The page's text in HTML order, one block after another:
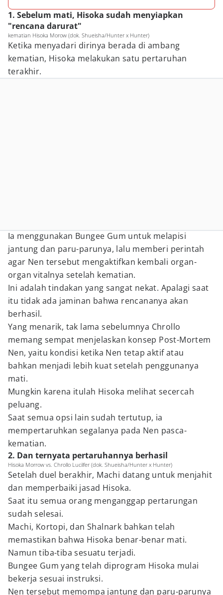
1. Sebelum mati, Hisoka sudah menyiapkan
"rencana darurat"
kematian Hisoka Morow (dok. Shueisha/Hunter x Hunter)
Ketika menyadari dirinya berada di ambang
kematian, Hisoka melakukan satu pertaruhan
terakhir.
Ia menggunakan Bungee Gum untuk melapisi
jantung dan paru-parunya, lalu memberi perintah
agar Nen tersebut mengaktifkan kembali organ-
organ vitalnya setelah kematian.
Ini adalah tindakan yang sangat nekat. Apalagi saat
itu tidak ada jaminan bahwa rencananya akan
berhasil.
Yang menarik, tak lama sebelumnya Chrollo
memang sempat menjelaskan konsep Post-Mortem
Nen, yaitu kondisi ketika Nen tetap aktif atau
bahkan menjadi lebih kuat setelah penggunanya
mati.
Mungkin karena itulah Hisoka melihat secercah
peluang.
Saat semua opsi lain sudah tertutup, ia
mempertaruhkan segalanya pada Nen pasca-
kematian.
2. Dan ternyata pertaruhannya berhasil
Hisoka Morrow vs. Chrollo Lucilfer (dok. Shueisha/Hunter x Hunter)
Setelah duel berakhir, Machi datang untuk menjahit
dan memperbaiki jasad Hisoka.
Saat itu semua orang menganggap pertarungan
sudah selesai.
Machi, Kortopi, dan Shalnark bahkan telah
memastikan bahwa Hisoka benar-benar mati.
Namun tiba-tiba sesuatu terjadi.
Bungee Gum yang telah diprogram Hisoka mulai
bekerja sesuai instruksi.
Nen tersebut memompa jantung dan paru-parunya